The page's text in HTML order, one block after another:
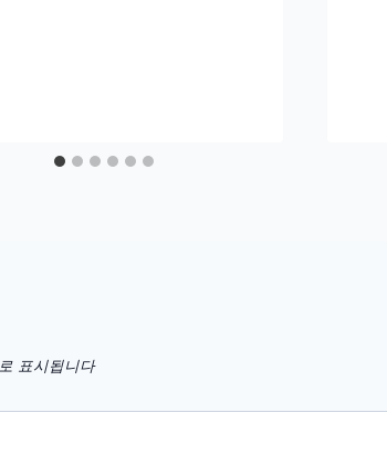
로 표시됩니다